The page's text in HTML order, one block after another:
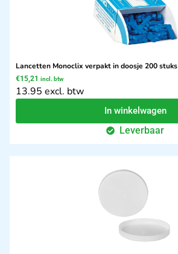
Lancetten Monoclix verpakt in doosje 200 stuks
€15,21 incl. btw
13.95 excl. btw
In winkelwagen
Leverbaar